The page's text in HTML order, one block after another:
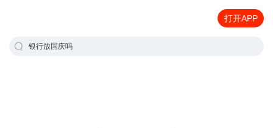
打开APP
银行放国庆吗